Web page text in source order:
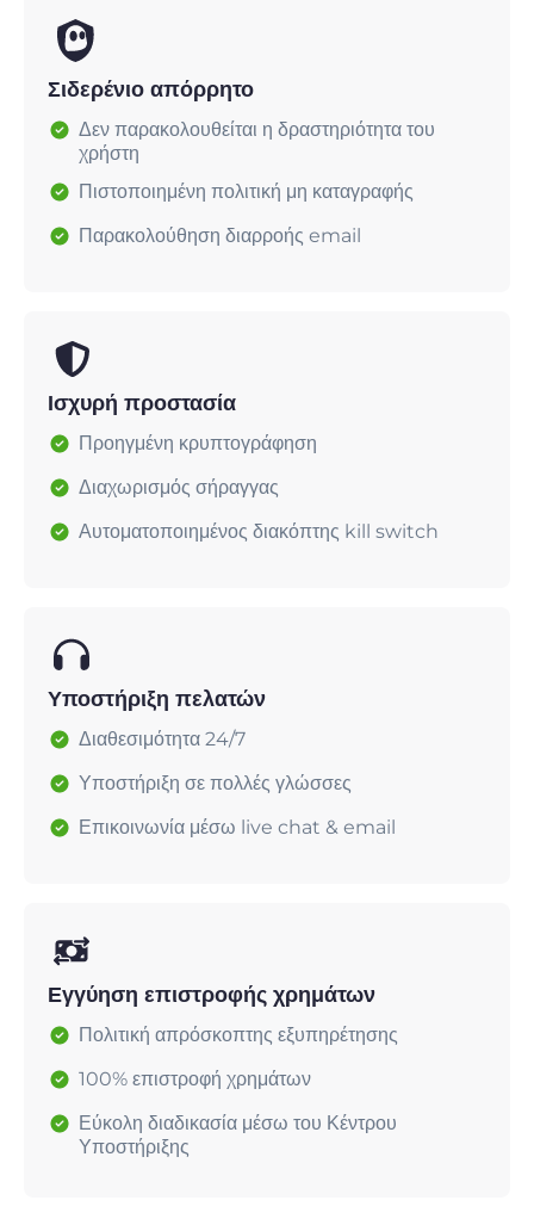
Σιδερένιο απόρρητο
Δεν παρακολουθείται η δραστηριότητα του
χρήστη
Πιστοποιημένη πολιτική μη καταγραφής
Παρακολούθηση διαρροής email
Ισχυρή προστασία
Προηγμένη κρυπτογράφηση
Διαχωρισμός σήραγγας
Αυτοματοποιημένος διακόπτης kill switch
Υποστήριξη πελατών
Διαθεσιμότητα 24/7
Υποστήριξη σε πολλές γλώσσες
Επικοινωνία μέσω live chat & email
Εγγύηση επιστροφής χρημάτων
Πολιτική απρόσκοπτης εξυπηρέτησης
100% επιστροφή χρημάτων
Εύκολη διαδικασία μέσω του Κέντρου
Υποστήριξης